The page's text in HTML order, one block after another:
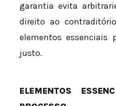
garantia evita
direito ao
elementos essenciais
justo.
ELEMENTOS